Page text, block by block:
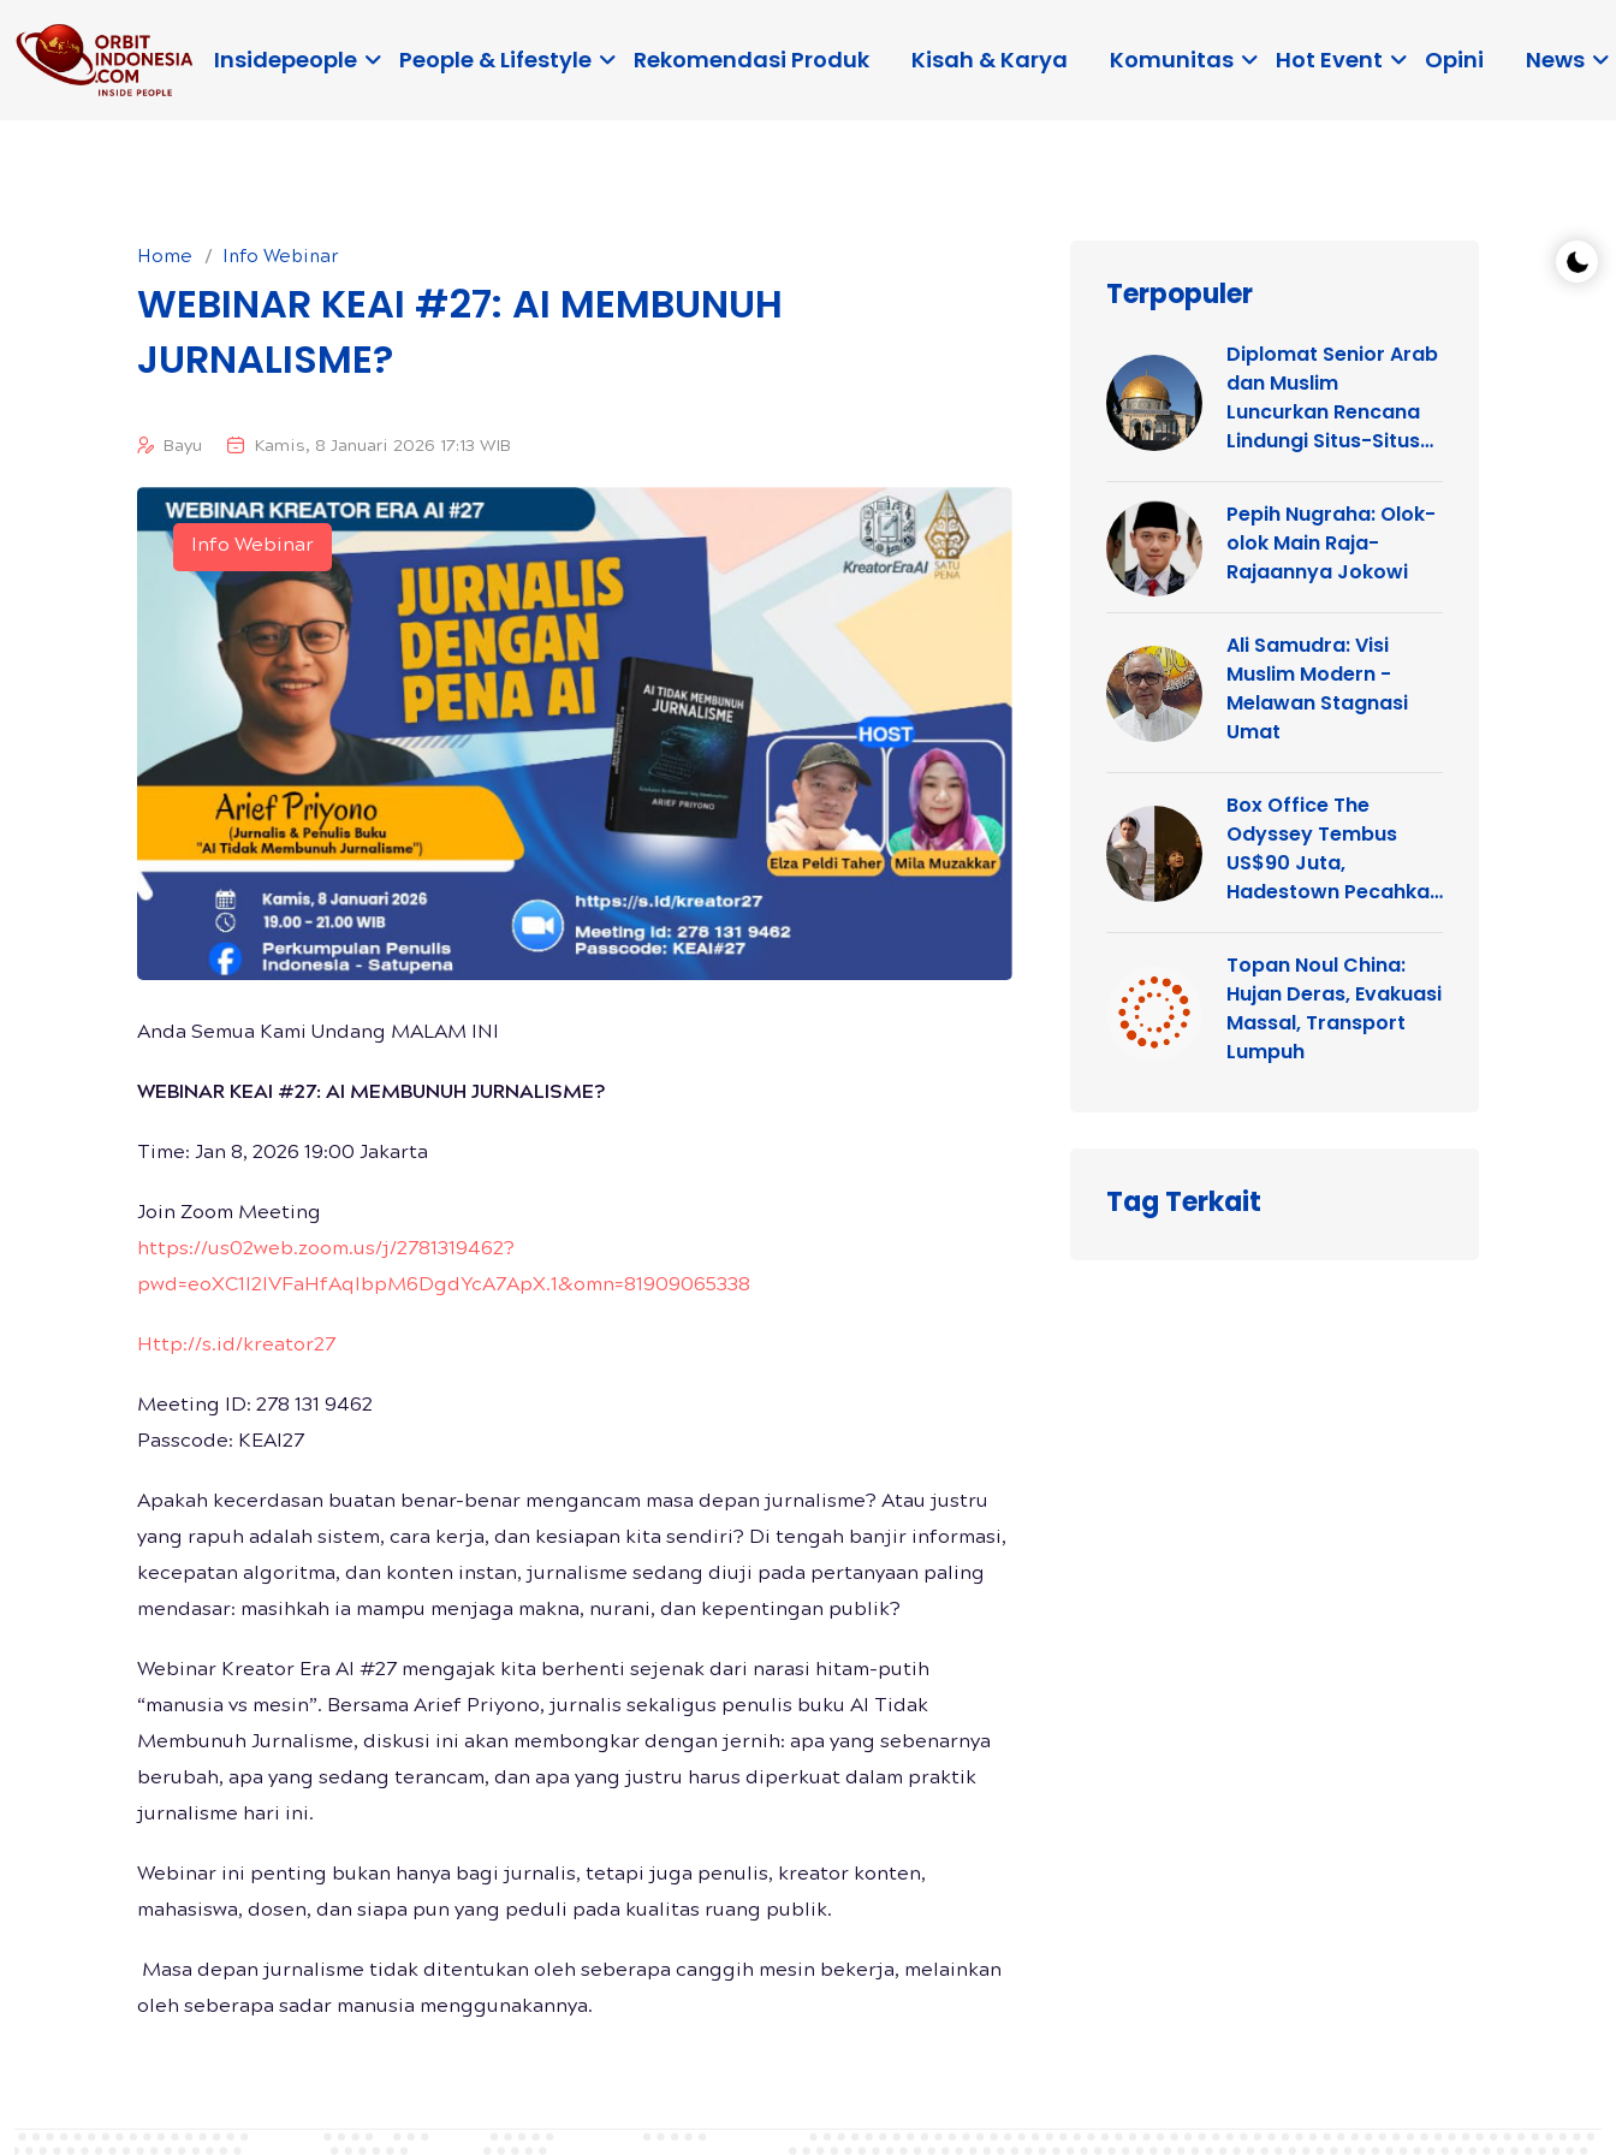
Insidepeople People & Lifestyle Rekomendasi Produk Kisah & Karya Komunitas Hot Event Opini News
Home Info Webinar
WEBINAR KEAI #27: AI MEMBUNUH
JURNALISME?
Bayu Kamis, 8 Januari 2026 17:13 WIB
Info Webinar
Anda Semua Kami Undang MALAM INI
WEBINAR KEAI #27: AI MEMBUNUH JURNALISME?
Time: Jan 8, 2026 19:00 Jakarta
Join Zoom Meeting
https://us02web.zoom.us/j/2781319462?
pwd=eoXC1l2IVFaHfAqIbpM6DgdYcA7ApX.1&omn=81909065338
Http://s.id/kreator27
Meeting ID: 278 131 9462
Passcode: KEAI27
Apakah kecerdasan buatan benar-benar mengancam masa depan jurnalisme? Atau justru
yang rapuh adalah sistem, cara kerja, dan kesiapan kita sendiri? Di tengah banjir informasi,
kecepatan algoritma, dan konten instan, jurnalisme sedang diuji pada pertanyaan paling
mendasar: masihkah ia mampu menjaga makna, nurani, dan kepentingan publik?
Webinar Kreator Era AI #27 mengajak kita berhenti sejenak dari narasi hitam-putih
“manusia vs mesin”. Bersama Arief Priyono, jurnalis sekaligus penulis buku AI Tidak
Membunuh Jurnalisme, diskusi ini akan membongkar dengan jernih: apa yang sebenarnya
berubah, apa yang sedang terancam, dan apa yang justru harus diperkuat dalam praktik
jurnalisme hari ini.
Webinar ini penting bukan hanya bagi jurnalis, tetapi juga penulis, kreator konten,
mahasiswa, dosen, dan siapa pun yang peduli pada kualitas ruang publik.
Masa depan jurnalisme tidak ditentukan oleh seberapa canggih mesin bekerja, melainkan
oleh seberapa sadar manusia menggunakannya.
Terpopuler
Diplomat Senior Arab
dan Muslim
Luncurkan Rencana
Lindungi Situs-Situs
dan Kristen di
Yerusalem
Pepih Nugraha: Olok-
olok Main Raja-
Rajaannya Jokowi
Ali Samudra: Visi
Muslim Modern -
Melawan Stagnasi
Umat
Box Office The
Odyssey Tembus
US$90 Juta,
Hadestown Pecahkan
Topan Noul China:
Hujan Deras, Evakuasi
Massal, Transport
Lumpuh
Tag Terkait